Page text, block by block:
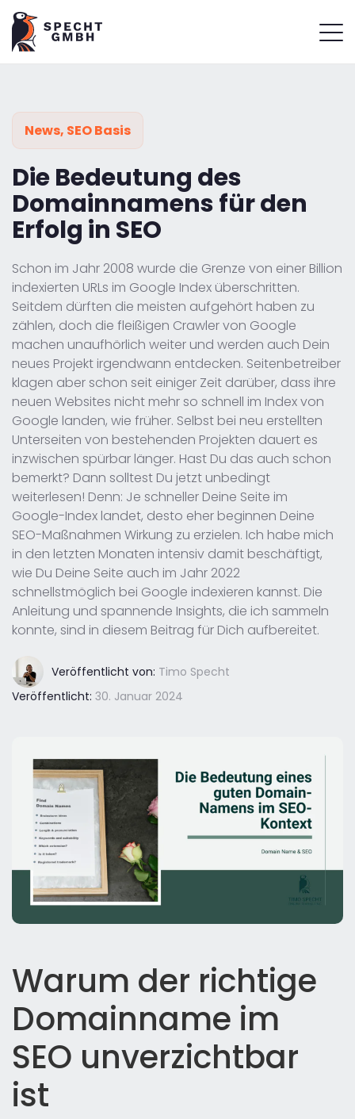
News, SEO Basis
Die Bedeutung des
Domainnamens für den
Erfolg in SEO
Schon im Jahr 2008 wurde die Grenze von einer Billion
indexierten URLs im Google Index überschritten.
Seitdem dürften die meisten aufgehört haben zu
zählen, doch die fleißigen Crawler von Google
machen unaufhörlich weiter und werden auch Dein
neues Projekt irgendwann entdecken. Seitenbetreiber
klagen aber schon seit einiger Zeit darüber, dass ihre
neuen Websites nicht mehr so schnell im Index von
Google landen, wie früher. Selbst bei neu erstellten
Unterseiten von bestehenden Projekten dauert es
inzwischen spürbar länger. Hast Du das auch schon
bemerkt? Dann solltest Du jetzt unbedingt
weiterlesen! Denn: Je schneller Deine Seite im
Google-Index landet, desto eher beginnen Deine
SEO-Maßnahmen Wirkung zu erzielen. Ich habe mich
in den letzten Monaten intensiv damit beschäftigt,
wie Du Deine Seite auch im Jahr 2022
schnellstmöglich bei Google indexieren kannst. Die
Anleitung und spannende Insights, die ich sammeln
konnte, sind in diesem Beitrag für Dich aufbereitet.
Veröffentlicht von: Timo Specht
Veröffentlicht: 30. Januar 2024
Warum der richtige
Domainname im
SEO unverzichtbar
ist